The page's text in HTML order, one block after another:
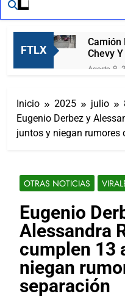
FTLX
Camión
Chevy
Agosto 9,
policía
Agosto 9,
Captan
postes
carrera
Agosto 9,
Con las
la
de
Agosto 9,
Resalta
de
Agosto 8,
Arturo
y se
Inicio 2025 julio
Eugenio Derbez y
juntos y niegan rumores
OTRAS NOTICIAS
Eugenio
Alessandra
cumplen 13
niegan
separación